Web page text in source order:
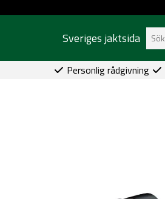
Sveriges jaktsida
Personlig rådgivning